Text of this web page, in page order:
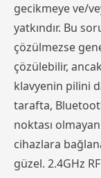
gecikmeye ve/
yatkındır. Bu
çözülmezse
çözülebilir,
klavyenin pilini
tarafta,
noktası
cihazlara
güzel. 2.4GHz